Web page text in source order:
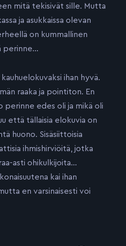
mitä tekisivät sille. Mutta
ja asukkaissa olevan
on kummallinen
perinne…
ihan hyvä.
raaka ja pointiton. En
perinne edes oli ja mikä oli
että tällaisia elokuvia on
huono. Sisäsiittoisia
ihmishirviöitä, jotka
asti ohikulkijoita…
kai ihan
en varsinaisesti voi